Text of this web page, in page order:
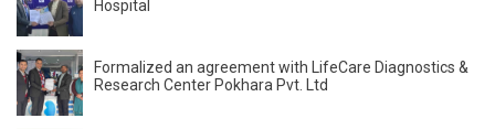
Hospital
Formalized an agreement with LifeCare Diagnostics &
Research Center Pokhara Pvt. Ltd